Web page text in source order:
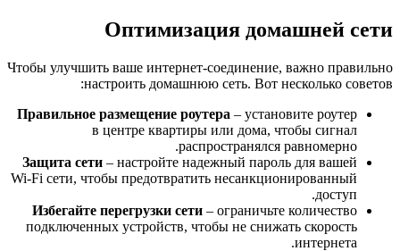
Оптимизация домашней сети
Чтобы улучшить ваше интернет-соединение, важно правильно
настроить домашнюю сеть. Вот несколько советов:
Правильное размещение роутера – установите роутер
в центре квартиры или дома, чтобы сигнал
распространялся равномерно.
Защита сети – настройте надежный пароль для вашей
Wi-Fi сети, чтобы предотвратить несанкционированный
доступ.
Избегайте перегрузки сети – ограничьте количество
подключенных устройств, чтобы не снижать скорость
интернета.